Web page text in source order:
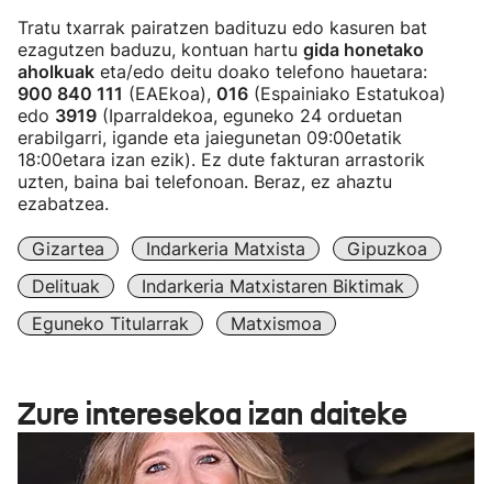
Tratu txarrak pairatzen badituzu edo kasuren bat
ezagutzen baduzu, kontuan hartu gida honetako
aholkuak eta/edo deitu doako telefono hauetara:
900 840 111 (EAEkoa), 016 (Espainiako Estatukoa)
edo 3919 (Iparraldekoa, eguneko 24 orduetan
erabilgarri, igande eta jaiegunetan 09:00etatik
18:00etara izan ezik). Ez dute fakturan arrastorik
uzten, baina bai telefonoan. Beraz, ez ahaztu
ezabatzea.
Gizartea Indarkeria Matxista
Gipuzkoa
Delituak
Indarkeria Matxistaren Biktimak
Eguneko Titularrak
Matxismoa
Zure interesekoa izan daiteke